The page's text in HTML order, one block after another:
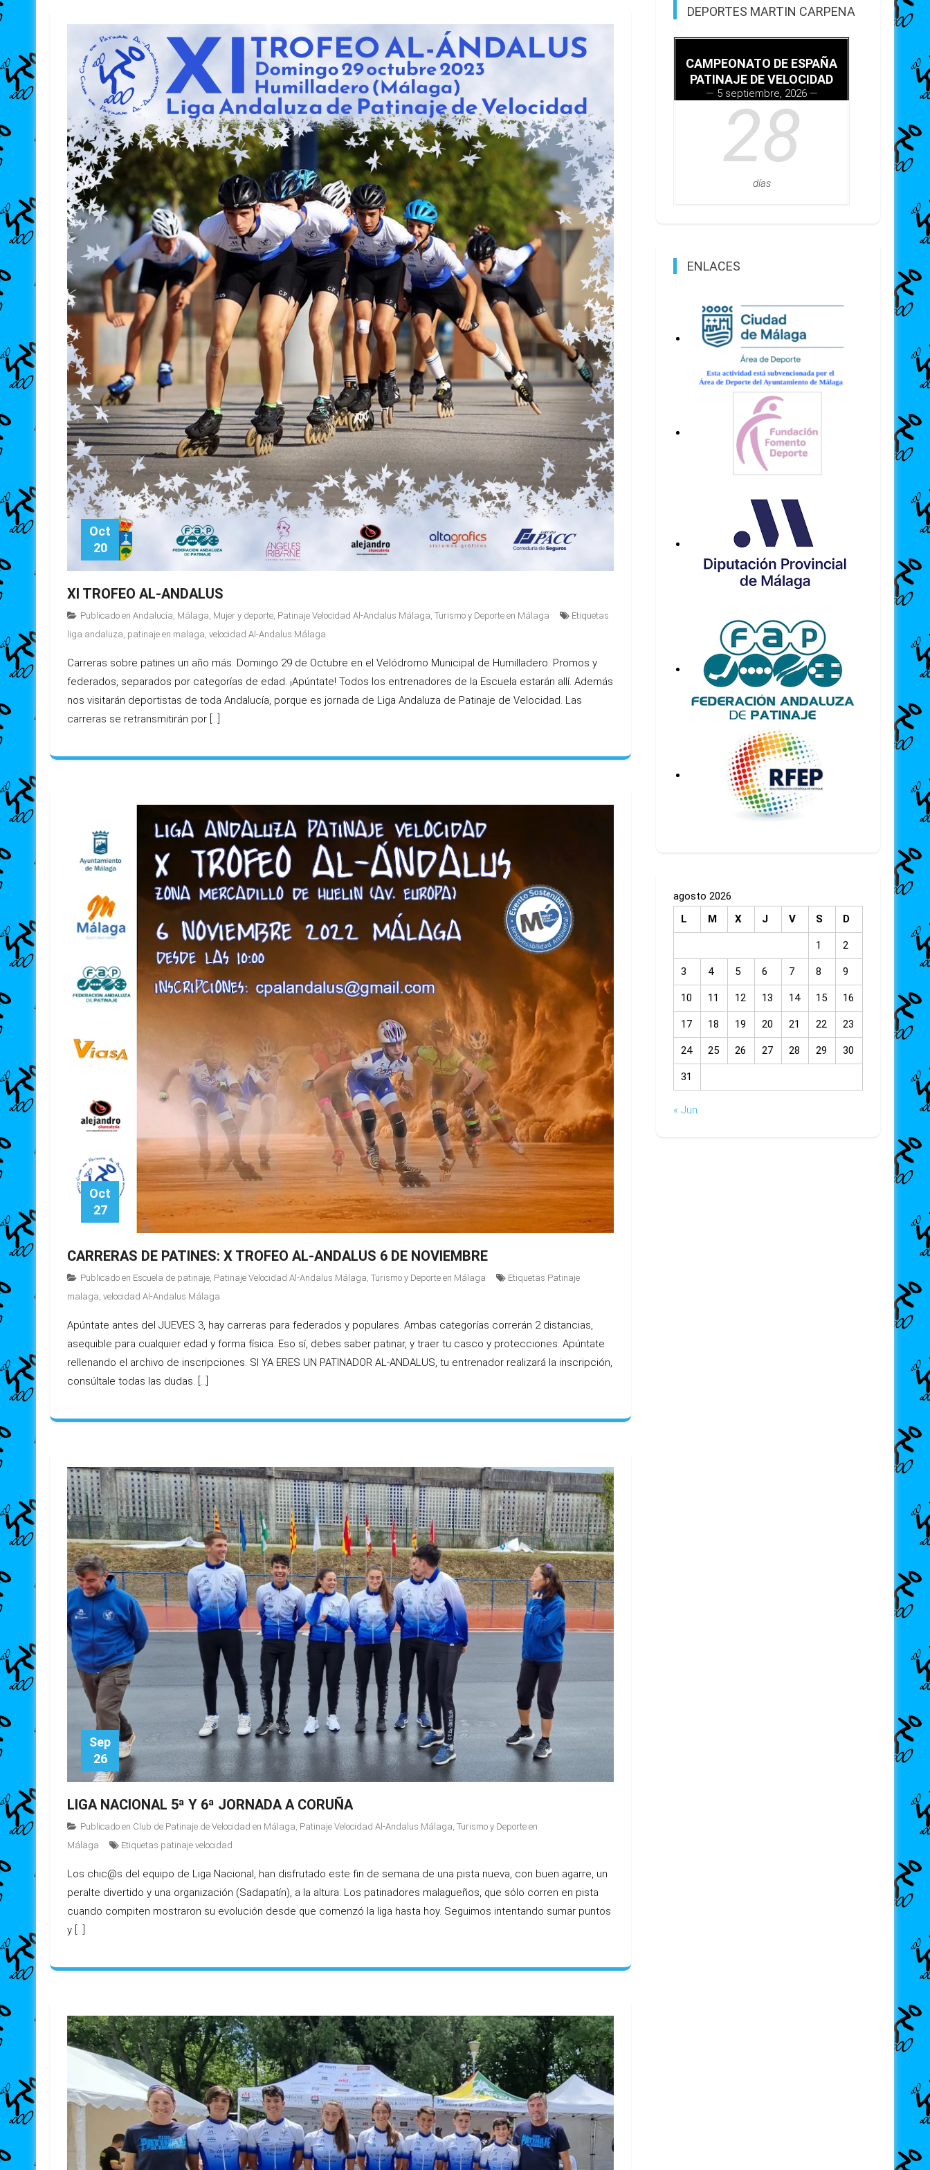
Oct
20
XI TROFEO AL-ANDALUS
Publicado en Andalucía, Málaga, Mujer y deporte, Patinaje Velocidad Al-Andalus Málaga, Turismo y Deporte en Málaga
Etiquetas
liga andaluza, patinaje en malaga, velocidad Al-Andalus Málaga
Carreras sobre patines un año más. Domingo 29 de Octubre en el Velódromo Municipal de Humilladero. Promos y
federados, separados por categorías de edad. ¡Apúntate! Todos los entrenadores de la Escuela estarán allí. Además
nos visitarán deportistas de toda Andalucía, porque es jornada de Liga Andaluza de Patinaje de Velocidad. Las
carreras se retransmitirán por […]
Oct
27
CARRERAS DE PATINES: X TROFEO AL-ANDALUS 6 DE NOVIEMBRE
Publicado en Escuela de patinaje, Patinaje Velocidad Al-Andalus Málaga, Turismo y Deporte en Málaga Etiquetas Patinaje
malaga, velocidad Al-Andalus Málaga
Apúntate antes del JUEVES 3, hay carreras para federados y populares. Ambas categorías correrán 2 distancias,
asequible para cualquier edad y forma física. Eso sí, debes saber patinar, y traer tu casco y protecciones. Apúntate
rellenando el archivo de inscripciones. SI YA ERES UN PATINADOR AL-ANDALUS, tu entrenador realizará la inscripción,
consúltale todas las dudas. […]
Sep
26
LIGA NACIONAL 5ª Y 6ª JORNADA A CORUÑA
Publicado en Club de Patinaje de Velocidad en Málaga, Patinaje Velocidad Al-Andalus Málaga, Turismo y Deporte en
Málaga
Etiquetas patinaje velocidad
Los chic@s del equipo de Liga Nacional, han disfrutado este fin de semana de una pista nueva, con buen agarre, un
peralte divertido y una organización (Sadapatín), a la altura. Los patinadores malagueños, que sólo corren en pista
cuando compiten mostraron su evolución desde que comenzó la liga hasta hoy. Seguimos intentando sumar puntos
y […]
DEPORTES MARTIN CARPENA
CAMPEONATO DE ESPAÑA
PATINAJE DE VELOCIDAD
5 septiembre, 2026
28
días
ENLACES
agosto 2026
L
M X J V S D
1 2
3 4 5 6 7 8 9
10 11 12 13 14 15 16
17 18 19 20 21 22 23
24 25 26 27 28 29 30
31
« Jun